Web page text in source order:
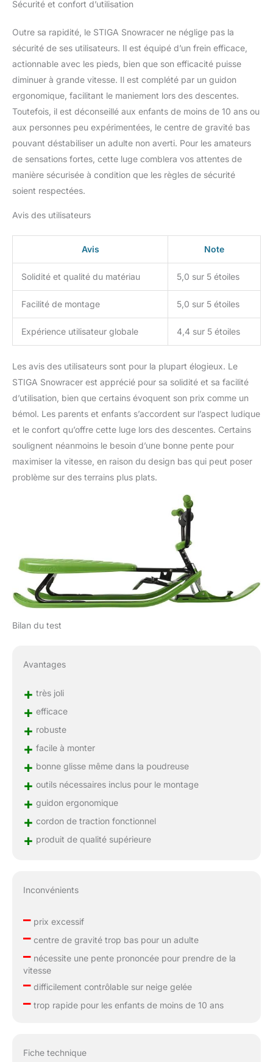
Sécurité et confort d’utilisation
Outre sa rapidité, le STIGA Snowracer ne néglige pas la
sécurité de ses utilisateurs. Il est équipé d’un frein efficace,
actionnable avec les pieds, bien que son efficacité puisse
diminuer à grande vitesse. Il est complété par un guidon
ergonomique, facilitant le maniement lors des descentes.
Toutefois, il est déconseillé aux enfants de moins de 10 ans ou
aux personnes peu expérimentées, le centre de gravité bas
pouvant déstabiliser un adulte non averti. Pour les amateurs
de sensations fortes, cette luge comblera vos attentes de
manière sécurisée à condition que les règles de sécurité
soient respectées.
Avis des utilisateurs
Avis Note
Solidité et qualité du matériau 5,0 sur 5 étoiles
Facilité de montage 5,0 sur 5 étoiles
Expérience utilisateur globale 4,4 sur 5 étoiles
Les avis des utilisateurs sont pour la plupart élogieux. Le
STIGA Snowracer est apprécié pour sa solidité et sa facilité
d’utilisation, bien que certains évoquent son prix comme un
bémol. Les parents et enfants s’accordent sur l’aspect ludique
et le confort qu’offre cette luge lors des descentes. Certains
soulignent néanmoins le besoin d’une bonne pente pour
maximiser la vitesse, en raison du design bas qui peut poser
problème sur des terrains plus plats.
Bilan du test
Avantages
+ très joli
+ efficace
+ robuste
+ facile à monter
+ bonne glisse même dans la poudreuse
+ outils nécessaires inclus pour le montage
+ guidon ergonomique
+ cordon de traction fonctionnel
+ produit de qualité supérieure
Inconvénients
–prix excessif
–centre de gravité trop bas pour un adulte
–nécessite une pente prononcée pour prendre de la
vitesse
–difficilement contrôlable sur neige gelée
–trop rapide pour les enfants de moins de 10 ans
Fiche technique